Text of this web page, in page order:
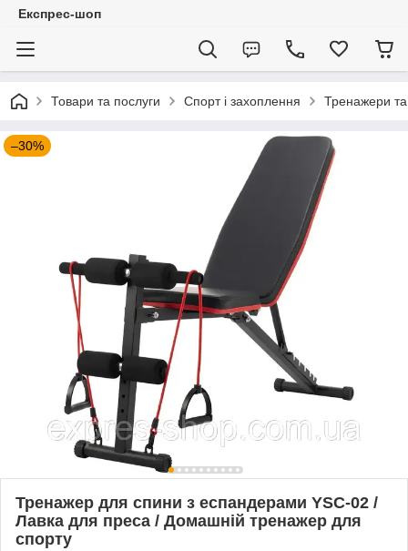
Експрес-шоп
Товари та послуги Спорт і захоплення Тренажери
–30%
Тренажер для спини з еспандерами YSC-02 /
Лавка для преса / Домашній тренажер для
спорту